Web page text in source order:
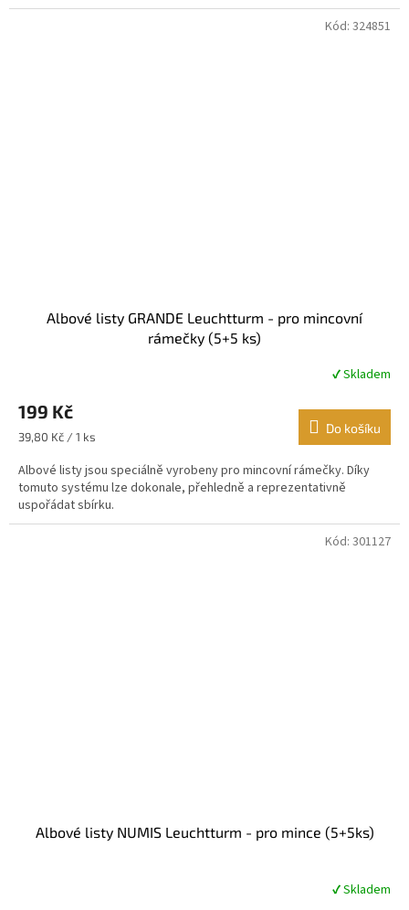
Albové listy GRANDE Leuchtturm - pro mincovní
rámečky (5+5 ks)
produktu
je
5,0
z
5
hvězdiček.
✔ Skladem
199 Kč
Měrná
39,80 Kč / 1 ks
Do košíku
Albové listy jsou speciálně vyrobeny pro mincovní rámečky. Díky
tomuto systému lze dokonale, přehledně a reprezentativně
uspořádat sbírku.
Kód: 324851
Albové listy NUMIS Leuchtturm - pro mince (5+5ks)
✔ Skladem
Kód: 301127